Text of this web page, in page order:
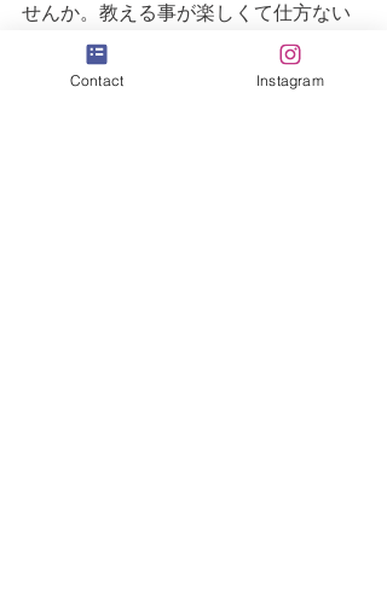
せんか。教える事が楽しくて仕方ない
講師陣が皆さんをお待ちしています♪
Contact Instagram